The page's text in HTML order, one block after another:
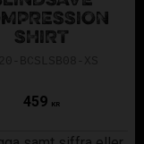
SHIRT
459 KR